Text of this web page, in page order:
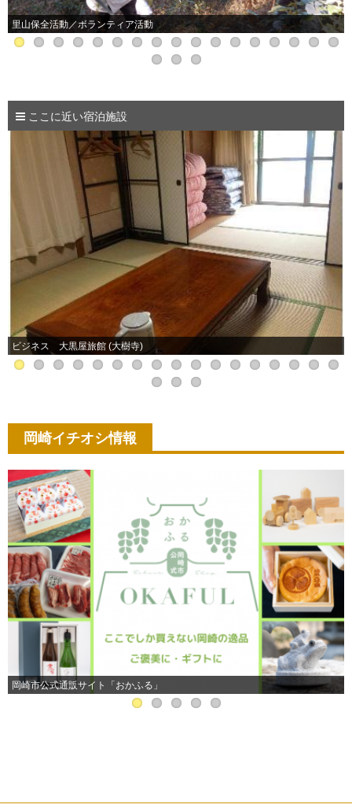
里山保全活動／ボランティア活動
ここに近い宿泊施設
ビジネス 大黒屋旅館 (大樹寺)
岡崎イチオシ情報
岡崎市公式通販サイト「おかふる」